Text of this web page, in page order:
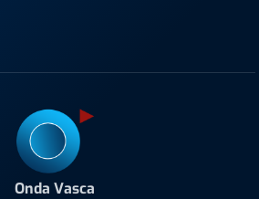
Onda Vasca